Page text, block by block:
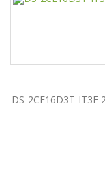
DS-2CE16D3T-